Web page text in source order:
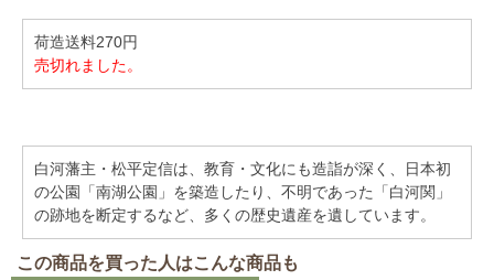
荷造送料270円
売切れました。
白河藩主・松平定信は、教育・文化にも造詣が深く、日本初
の公園「南湖公園」を築造したり、不明であった「白河関」
の跡地を断定するなど、多くの歴史遺産を遺しています。
この商品を買った人はこんな商品も